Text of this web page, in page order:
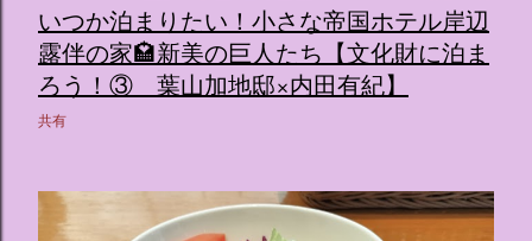
いつか泊まりたい！小さな帝国ホテル岸辺
露伴の家🏩新美の巨人たち【文化財に泊ま
ろう！③ 葉山加地邸×内田有紀】
共有